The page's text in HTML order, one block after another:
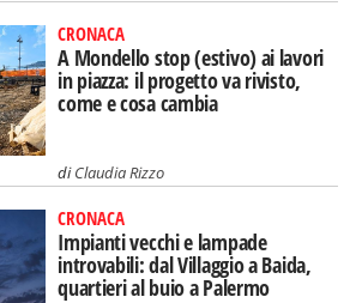
CRONACA
A Mondello stop (estivo) ai lavori
in piazza: il progetto va rivisto,
come e cosa cambia
diClaudia Rizzo
CRONACA
Impianti vecchi e lampade
introvabili: dal Villaggio a Baida,
quartieri al buio a Palermo